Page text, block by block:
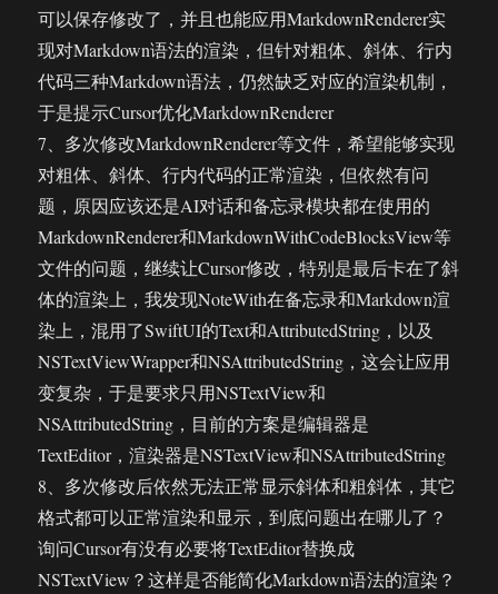
可以保存修改了，并且也能应用MarkdownRenderer实
现对Markdown语法的渲染，但针对粗体、斜体、行内
代码三种Markdown语法，仍然缺乏对应的渲染机制，
于是提示Cursor优化MarkdownRenderer
7、多次修改MarkdownRenderer等文件，希望能够实现
对粗体、斜体、行内代码的正常渲染，但依然有问
题，原因应该还是AI对话和备忘录模块都在使用的
MarkdownRenderer和MarkdownWithCodeBlocksView等
文件的问题，继续让Cursor修改，特别是最后卡在了斜
体的渲染上，我发现NoteWith在备忘录和Markdown渲
染上，混用了SwiftUI的Text和AttributedString，以及
NSTextViewWrapper和NSAttributedString，这会让应用
变复杂，于是要求只用NSTextView和
NSAttributedString，目前的方案是编辑器是
TextEditor，渲染器是NSTextView和NSAttributedString
8、多次修改后依然无法正常显示斜体和粗斜体，其它
格式都可以正常渲染和显示，到底问题出在哪儿了？
询问Cursor有没有必要将TextEditor替换成
NSTextView？这样是否能简化Markdown语法的渲染？